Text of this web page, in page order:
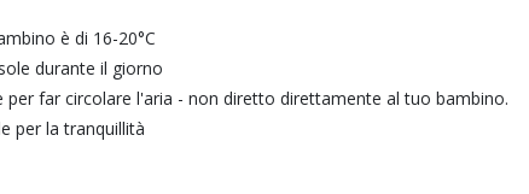
è di 16-20°C
durante il giorno
far circolare l'aria - non diretto direttamente al tuo bambino.
per la tranquillità